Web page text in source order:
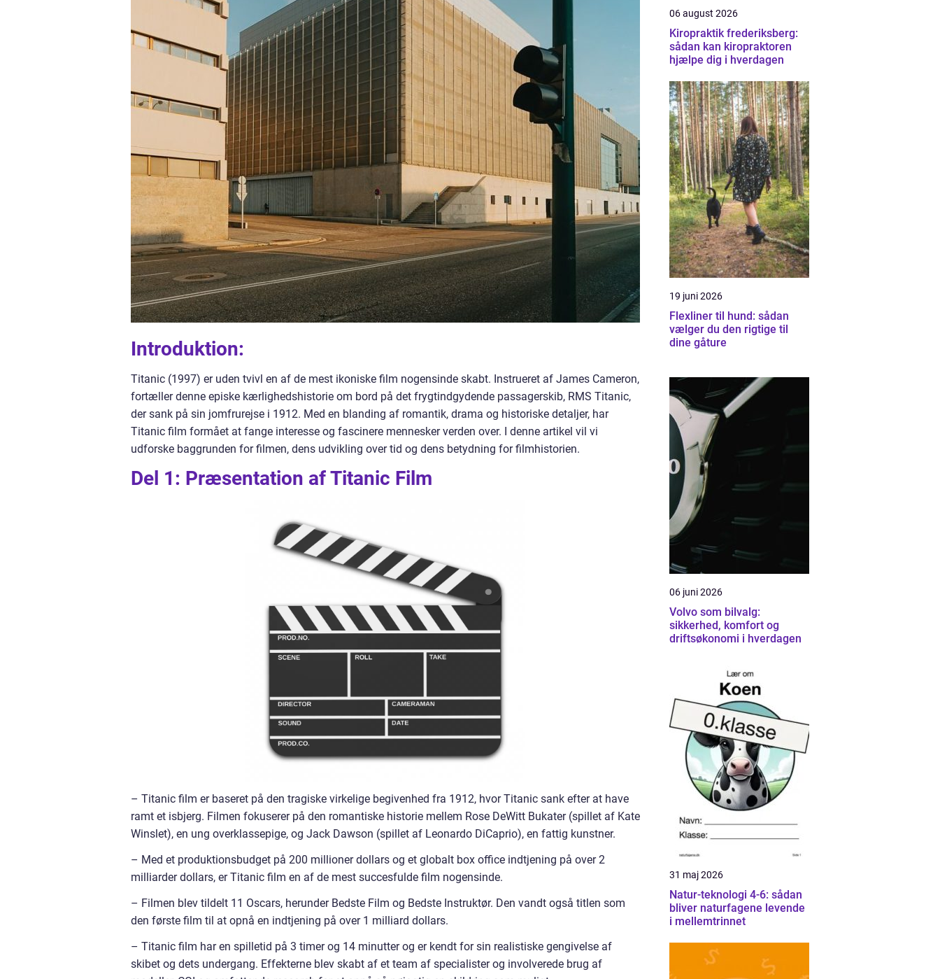
Introduktion:
Titanic (1997) er uden tvivl en af de mest ikoniske film nogensinde skabt. Instrueret af James Cameron,
fortæller denne episke kærlighedshistorie om bord på det frygtindgydende passagerskib, RMS Titanic,
der sank på sin jomfrurejse i 1912. Med en blanding af romantik, drama og historiske detaljer, har
Titanic film formået at fange interesse og fascinere mennesker verden over. I denne artikel vil vi
udforske baggrunden for filmen, dens udvikling over tid og dens betydning for filmhistorien.
Del 1: Præsentation af Titanic Film
– Titanic film er baseret på den tragiske virkelige begivenhed fra 1912, hvor Titanic sank efter at have
ramt et isbjerg. Filmen fokuserer på den romantiske historie mellem Rose DeWitt Bukater (spillet af Kate
Winslet), en ung overklassepige, og Jack Dawson (spillet af Leonardo DiCaprio), en fattig kunstner.
– Med et produktionsbudget på 200 millioner dollars og et globalt box office indtjening på over 2
milliarder dollars, er Titanic film en af de mest succesfulde film nogensinde.
– Filmen blev tildelt 11 Oscars, herunder Bedste Film og Bedste Instruktør. Den vandt også titlen som
den første film til at opnå en indtjening på over 1 milliard dollars.
– Titanic film har en spilletid på 3 timer og 14 minutter og er kendt for sin realistiske gengivelse af
skibet og dets undergang. Effekterne blev skabt af et team af specialister og involverede brug af
06 august 2026
Kiropraktik frederiksberg:
sådan kan kiropraktoren
hjælpe dig i hverdagen
19 juni 2026
Flexliner til hund: sådan
vælger du den rigtige til
dine gåture
06 juni 2026
Volvo som bilvalg:
sikkerhed, komfort og
driftsøkonomi i hverdagen
31 maj 2026
Natur-teknologi 4-6: sådan
bliver naturfagene levende
i mellemtrinnet